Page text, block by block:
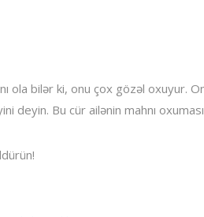
ola bilər ki, onu çox gözəl oxuyur.
deyin. Bu cür ailənin mahnı